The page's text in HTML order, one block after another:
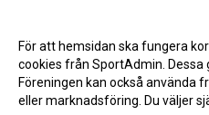
För att hemsidan ska fungera
cookies från SportAdmin. Dessa
Föreningen kan också använda
eller marknadsföring. Du väljer